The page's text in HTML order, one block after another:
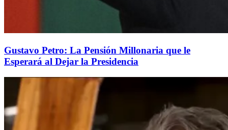
Gustavo Petro: La Pensión Millonaria que le
Esperará al Dejar la Presidencia